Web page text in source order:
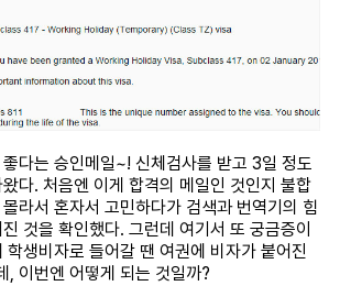
다는 승인메일~! 신체검사를 받고 3일 정도
다. 처음엔 이게 합격의 메일인 것인지 불합
라서 혼자서 고민하다가 검색과 번역기의 힘
것을 확인했다. 그런데 여기서 또 궁금증이
학생비자로 들어갈 땐 여권에 비자가 붙어진
, 이번엔 어떻게 되는 것일까?